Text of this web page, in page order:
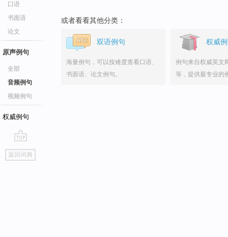
口语
书面语
论文
原声例句
全部
音频例句
视频例句
权威例句
go
top
返回词典
或者看看其他分类：
双语例句
海量例句，可以按难度查看口语、
书面语、论文例句。
权威
例句来自权威英文
等，提供最专业的